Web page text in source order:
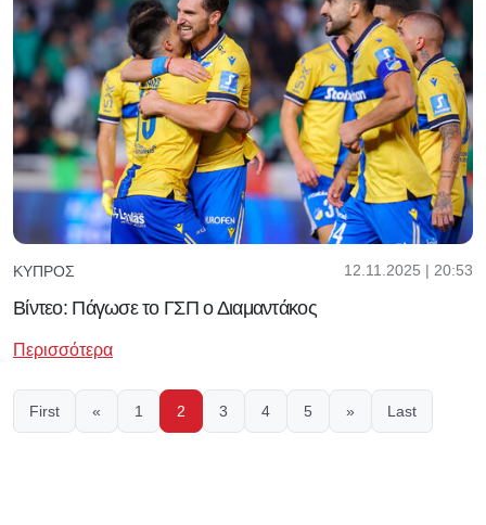
ΚΎΠΡΟΣ 12.11.2025 | 20:53
Βίντεο: Πάγωσε το ΓΣΠ ο Διαμαντάκος
Περισσότερα
First « 1 2 3 4 5 » Last